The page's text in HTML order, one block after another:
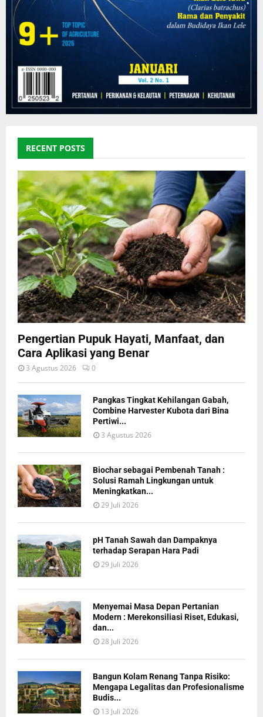
RECENT POSTS
Pengertian Pupuk Hayati, Manfaat, dan
Cara Aplikasi yang Benar
3 Agustus 2026 0
Pangkas Tingkat Kehilangan Gabah,
Combine Harvester Kubota dari Bina
Pertiwi...
3 Agustus 2026
Biochar sebagai Pembenah Tanah :
Solusi Ramah Lingkungan untuk
Meningkatkan...
29 Juli 2026
pH Tanah Sawah dan Dampaknya
terhadap Serapan Hara Padi
29 Juli 2026
Menyemai Masa Depan Pertanian
Modern : Merekonsiliasi Riset, Edukasi,
dan...
28 Juli 2026
Bangun Kolam Renang Tanpa Risiko:
Mengapa Legalitas dan Profesionalisme
Budis...
13 Juli 2026